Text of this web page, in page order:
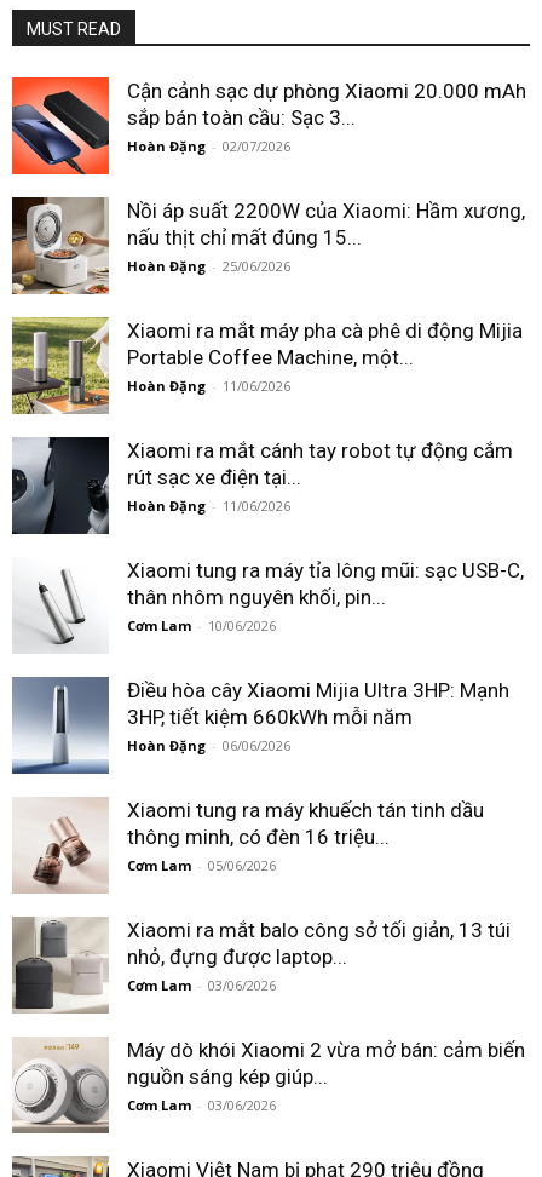
MUST READ
Cận cảnh sạc dự phòng Xiaomi 20.000 mAh
sắp bán toàn cầu: Sạc 3...
Hoàn Đặng - 02/07/2026
Nồi áp suất 2200W của Xiaomi: Hầm xương,
nấu thịt chỉ mất đúng 15...
Hoàn Đặng - 25/06/2026
Xiaomi ra mắt máy pha cà phê di động Mijia
Portable Coffee Machine, một...
Hoàn Đặng - 11/06/2026
Xiaomi ra mắt cánh tay robot tự động cắm
rút sạc xe điện tại...
Hoàn Đặng - 11/06/2026
Xiaomi tung ra máy tỉa lông mũi: sạc USB-C,
thân nhôm nguyên khối, pin...
Cơm Lam - 10/06/2026
Điều hòa cây Xiaomi Mijia Ultra 3HP: Mạnh
3HP, tiết kiệm 660kWh mỗi năm
Hoàn Đặng - 06/06/2026
Xiaomi tung ra máy khuếch tán tinh dầu
thông minh, có đèn 16 triệu...
Cơm Lam - 05/06/2026
Xiaomi ra mắt balo công sở tối giản, 13 túi
nhỏ, đựng được laptop...
Cơm Lam - 03/06/2026
Máy dò khói Xiaomi 2 vừa mở bán: cảm biến
nguồn sáng kép giúp...
Cơm Lam - 03/06/2026
Xiaomi Việt Nam bị phạt 290 triệu đồng